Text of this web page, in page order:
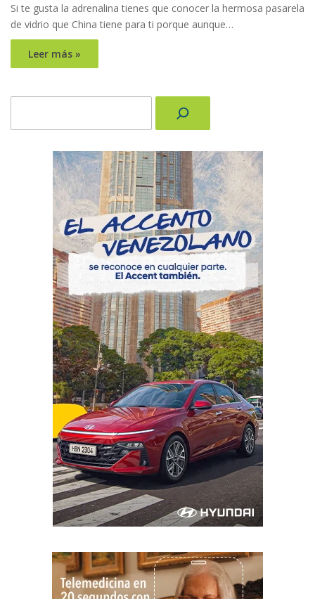
Si te gusta la adrenalina tienes que conocer la hermosa pasarela
de vidrio que China tiene para ti porque aunque…
Leer más »